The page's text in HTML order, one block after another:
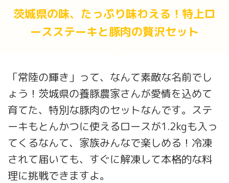
茨城県の味、たっぷり味わえる！特上ロ
ースステーキと豚肉の贅沢セット
「常陸の輝き」って、なんて素敵な名前でし
ょう！茨城県の養豚農家さんが愛情を込めて
育てた、特別な豚肉のセットなんです。ステ
ーキもとんかつに使えるロースが1.2kgも入っ
てくるなんて、家族みんなで楽しめる！冷凍
されて届いても、すぐに解凍して本格的な料
理に挑戦できますよ。